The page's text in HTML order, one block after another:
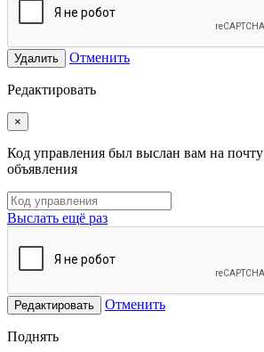
Удалить Отменить
Редактировать
×
Код управления был выслан вам на
объявления
Выслать ещё раз
Редактировать Отменить
Поднять